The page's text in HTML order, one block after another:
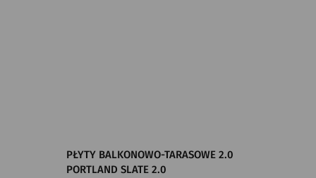
PŁYTY BALKONOWO-TARASOWE 2.0
PORTLAND SLATE 2.0